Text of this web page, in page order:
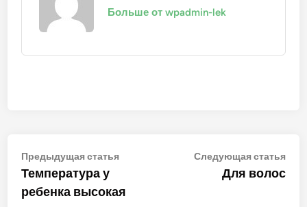
Больше от wpadmin-lek
Навигация
по
записям
Предыдущая статьяПредыдущая
Температура у
ребенка высокая
Следующая статья
Для волос